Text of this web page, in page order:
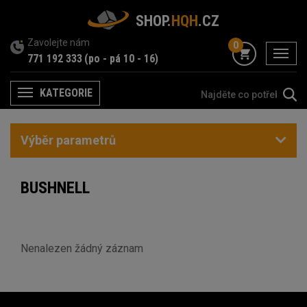
SHOP.HQH.CZ
Zavolejte nám
771 192 333 (po - pá 10 - 16) menu
0
MenuKATEGORIE
Výběr parametrů
BUSHNELL
Nenalezen žádný záznam